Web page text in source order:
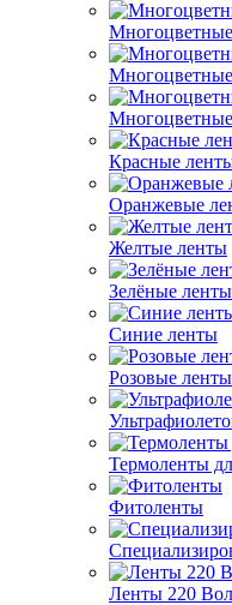
Красные
Оранжевые
Желтые ленты
Зелёные ленты
Синие ленты
Розовые ленты
Термоленты
Фитоленты
Ленты 220